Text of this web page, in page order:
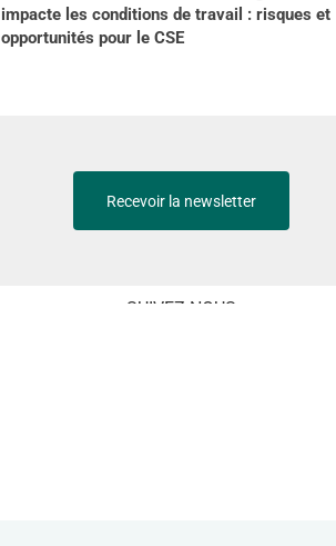
impacte les conditions de travail : risques et
opportunités pour le CSE
Recevoir la newsletter
SUIVEZ-NOUS